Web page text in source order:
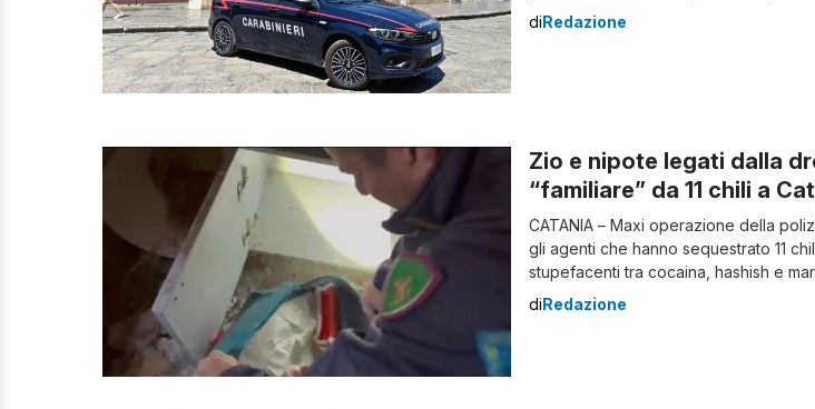
di droga a Palermo ha condotto a
diRedazione
Zio e nipote legati dalla
“familiare” da 11 chili a
CATANIA – Maxi operazione della
gli agenti che hanno sequestrato 11
stupefacenti tra cocaina, hashish e
nella disponibilità di un catanese di 40
diRedazione